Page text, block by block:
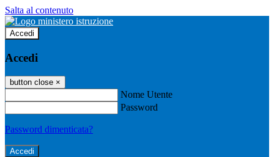
Salta al contenuto
Accedi
Accedi
button close ×
Nome Utente
Password
Password dimenticata?